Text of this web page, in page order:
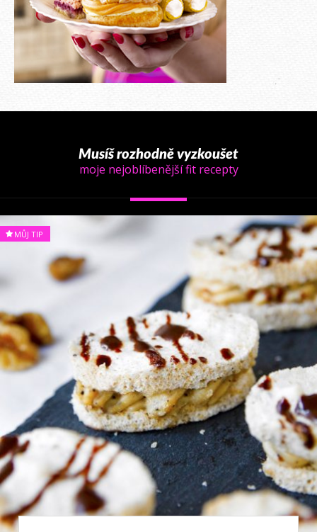
Musíš rozhodně vyzkoušet
moje nejoblíbenější fit recepty
MŮJ TIP